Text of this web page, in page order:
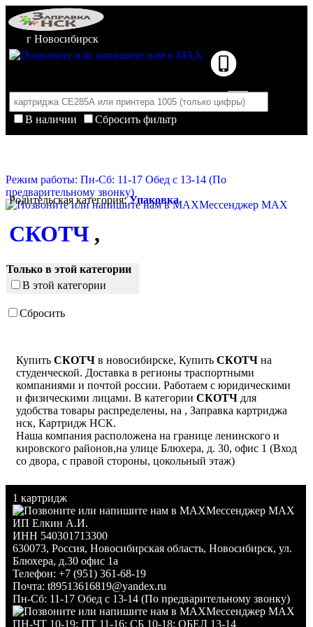
г Новосибирск
В наличии
Сбросить фильтр
Корзина пуста
Режим работы: Пн-Сб: 11-17 Обед с 13-14 (По
предварительному звонку)
Мессенджер MAX
Родительская категория:Упаковка
СКОТЧ ,
Только в этой категории
В этой категории
Сбросить
Купить СКОТЧ в новосибирске, Купить СКОТЧ на
студенческой. Доставка в регионы траспортными
компаниями и почтой россии. Работаем с юридическими
и физическими лицами. В категории СКОТЧ для
удобства товары распределены, на , Заправка картриджа
нск, Картридж НСК.
Наша компания расположена на границе ленинского и
кировского районов,на улице Блюхера, д. 30, офис 1 (Вход
со двора, с правой стороны, цокольный этаж)
1 картридж
Мессенджер MAX
ИП Елкин А.И.
ИНН 540301713300
630073, Россия, Новосибирская область, Новосибирск, ул.
Блюхера, д.30 офис 1а
Телефон: +7 (951) 361-68-19
Почта: t89513616819@yandex.ru
Пн-Сб: 11-17 Обед с 13-14 (По предварительному звонку)
Мессенджер MAX
ПН-ЧТ 10-19; ПТ 11-16; СБ 10-18; ОБЕД 13-14